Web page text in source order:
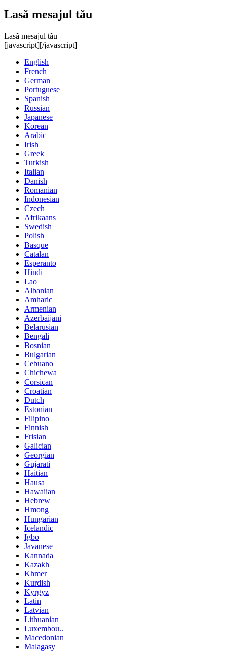
Lasă mesajul tău
Lasă mesajul tău
[javascript][/javascript]
English
French
German
Portuguese
Spanish
Russian
Japanese
Korean
Arabic
Irish
Greek
Turkish
Italian
Danish
Romanian
Indonesian
Czech
Afrikaans
Swedish
Polish
Basque
Catalan
Esperanto
Hindi
Lao
Albanian
Amharic
Armenian
Azerbaijani
Belarusian
Bengali
Bosnian
Bulgarian
Cebuano
Chichewa
Corsican
Croatian
Dutch
Estonian
Filipino
Finnish
Frisian
Galician
Georgian
Gujarati
Haitian
Hausa
Hawaiian
Hebrew
Hmong
Hungarian
Icelandic
Igbo
Javanese
Kannada
Kazakh
Khmer
Kurdish
Kyrgyz
Latin
Latvian
Lithuanian
Luxembou..
Macedonian
Malagasy